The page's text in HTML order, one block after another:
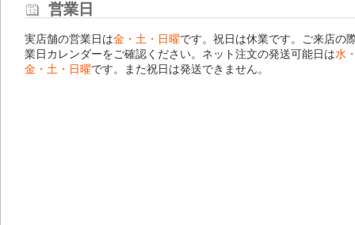
営業日
実店舗の営業日は金・土・日曜です。祝日は休業です。ご来店の
業日カレンダーをご確認ください。ネット注文の発送可能日は水
金・土・日曜です。また祝日は発送できません。